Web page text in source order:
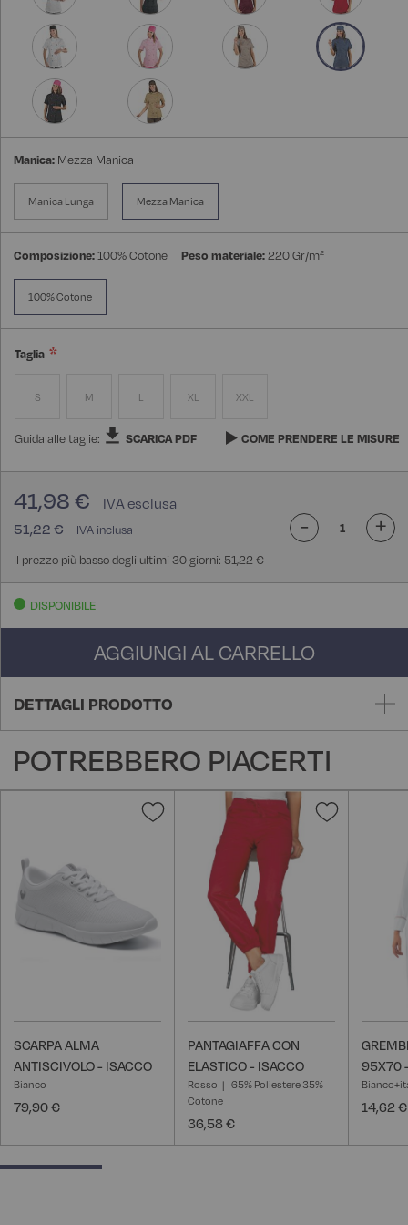
Manica: Mezza Manica
Manica Lunga Mezza Manica
Composizione:100% Cotone Peso materiale:220 Gr/m²
100% Cotone
Taglia
S M L XL XXL
Guida alle taglie: SCARICA PDF COME PRENDERE LE MISURE
51,22 €
41,98 €
Il prezzo più basso degli ultimi 30 giorni: 51,22 €
- +
DISPONIBILE
AGGIUNGI AL CARRELLO
DETTAGLI PRODOTTO
POTREBBERO PIACERTI
Aggiungi
desideri
SCARPA ALMA
ANTISCIVOLO - ISACCO
Bianco
79,90 €
Aggiungi
PANTAGIAFFA CON
ELASTICO - ISACCO
Rosso
65% Poliestere 35%
Cotone
36,58 €
95X70
14,62 €
25% completed